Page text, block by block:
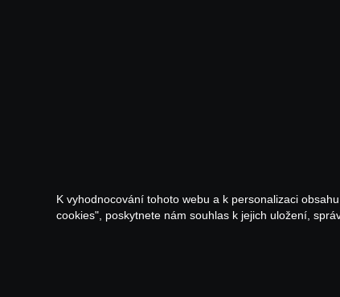
K vyhodnocování tohoto webu a k personalizaci
cookies", poskytnete nám souhlas k jejich uložení,